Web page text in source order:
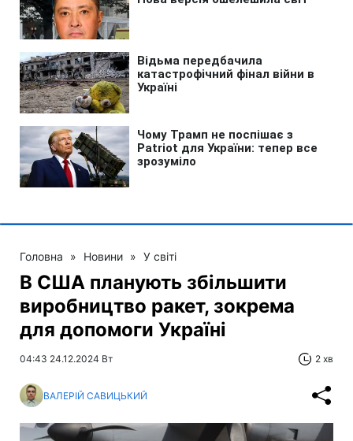
Головна » Новини » У світі
В США планують збільшити
виробництво ракет, зокрема
для допомоги Україні
04:43 24.12.2024 Вт 2 хв
ВАЛЕРІЙ САВИЦЬКИЙ